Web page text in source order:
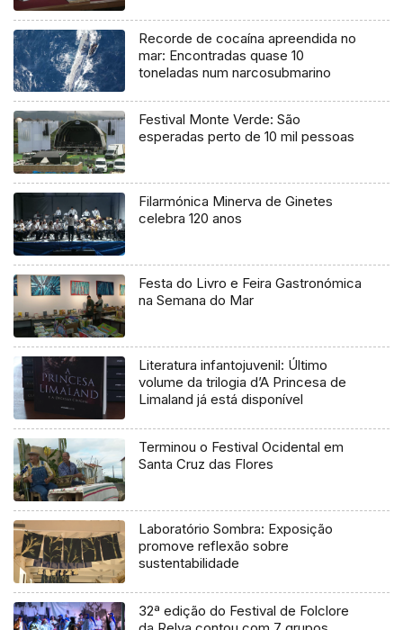
Recorde de cocaína apreendida no
mar: Encontradas quase 10
toneladas num narcosubmarino
Festival Monte Verde: São
esperadas perto de 10 mil pessoas
Filarmónica Minerva de Ginetes
celebra 120 anos
Festa do Livro e Feira Gastronómica
na Semana do Mar
Literatura infantojuvenil: Último
volume da trilogia d’A Princesa de
Limaland já está disponível
Terminou o Festival Ocidental em
Santa Cruz das Flores
Laboratório Sombra: Exposição
promove reflexão sobre
sustentabilidade
32ª edição do Festival de Folclore